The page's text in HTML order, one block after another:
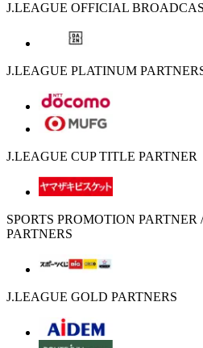
J.LEAGUE OFFICIAL
J.LEAGUE PLATINUM
J.LEAGUE CUP TITLE PARTNER
SPORTS PROMOTION
PARTNERS
J.LEAGUE GOLD PARTNERS